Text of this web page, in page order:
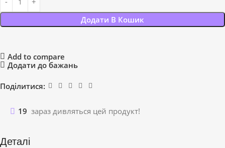
Додати В Кошик
Add to compare
Додати до бажань
Поділитися:
19 зараз дивляться цей продукт!
Деталі